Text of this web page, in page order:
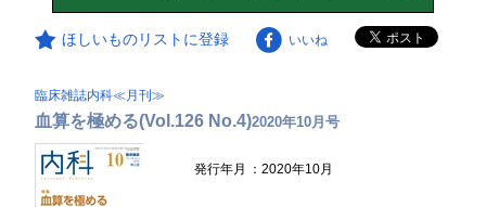
ほしいものリストに登録 いいね
臨床雑誌内科≪月刊≫
血算を極める(Vol.126 No.4)2020年10月号
発行年月 ：2020年10月